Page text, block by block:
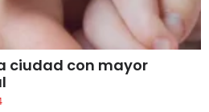
ciudad con mayor